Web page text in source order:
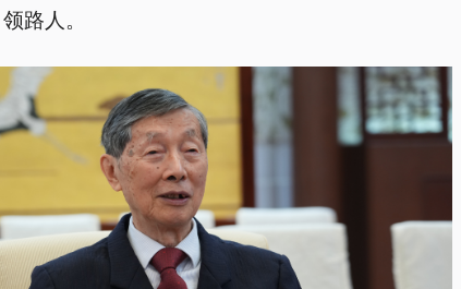
路人。